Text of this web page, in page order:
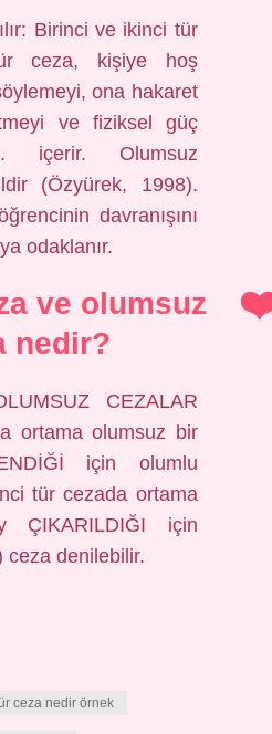
Birinci ve ikinci tür
ceza, kişiye hoş
ona hakaret
ve fiziksel güç
içerir. Olumsuz
(Özyürek, 1998).
davranışını
odaklanır.
ve olumsuz
nedir?
CEZALAR
ortama olumsuz bir
için olumlu
tür cezada ortama
ÇIKARILDIĞI için
ceza denilebilir.
ceza nedir örnek